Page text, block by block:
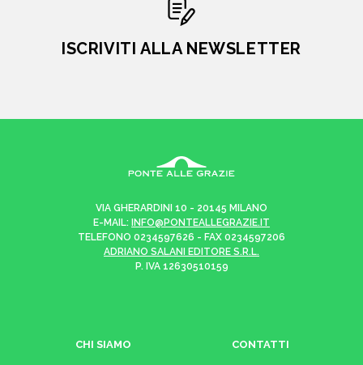
ISCRIVITI ALLA NEWSLETTER
VIA GHERARDINI 10 - 20145 MILANO
E-MAIL:
INFO@PONTEALLEGRAZIE.IT
TELEFONO 0234597626 - FAX 0234597206
ADRIANO SALANI EDITORE S.R.L.
P. IVA 12630510159
CHI SIAMO CONTATTI